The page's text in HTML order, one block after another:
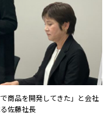
商品を開発してきた」と会社
佐藤社長